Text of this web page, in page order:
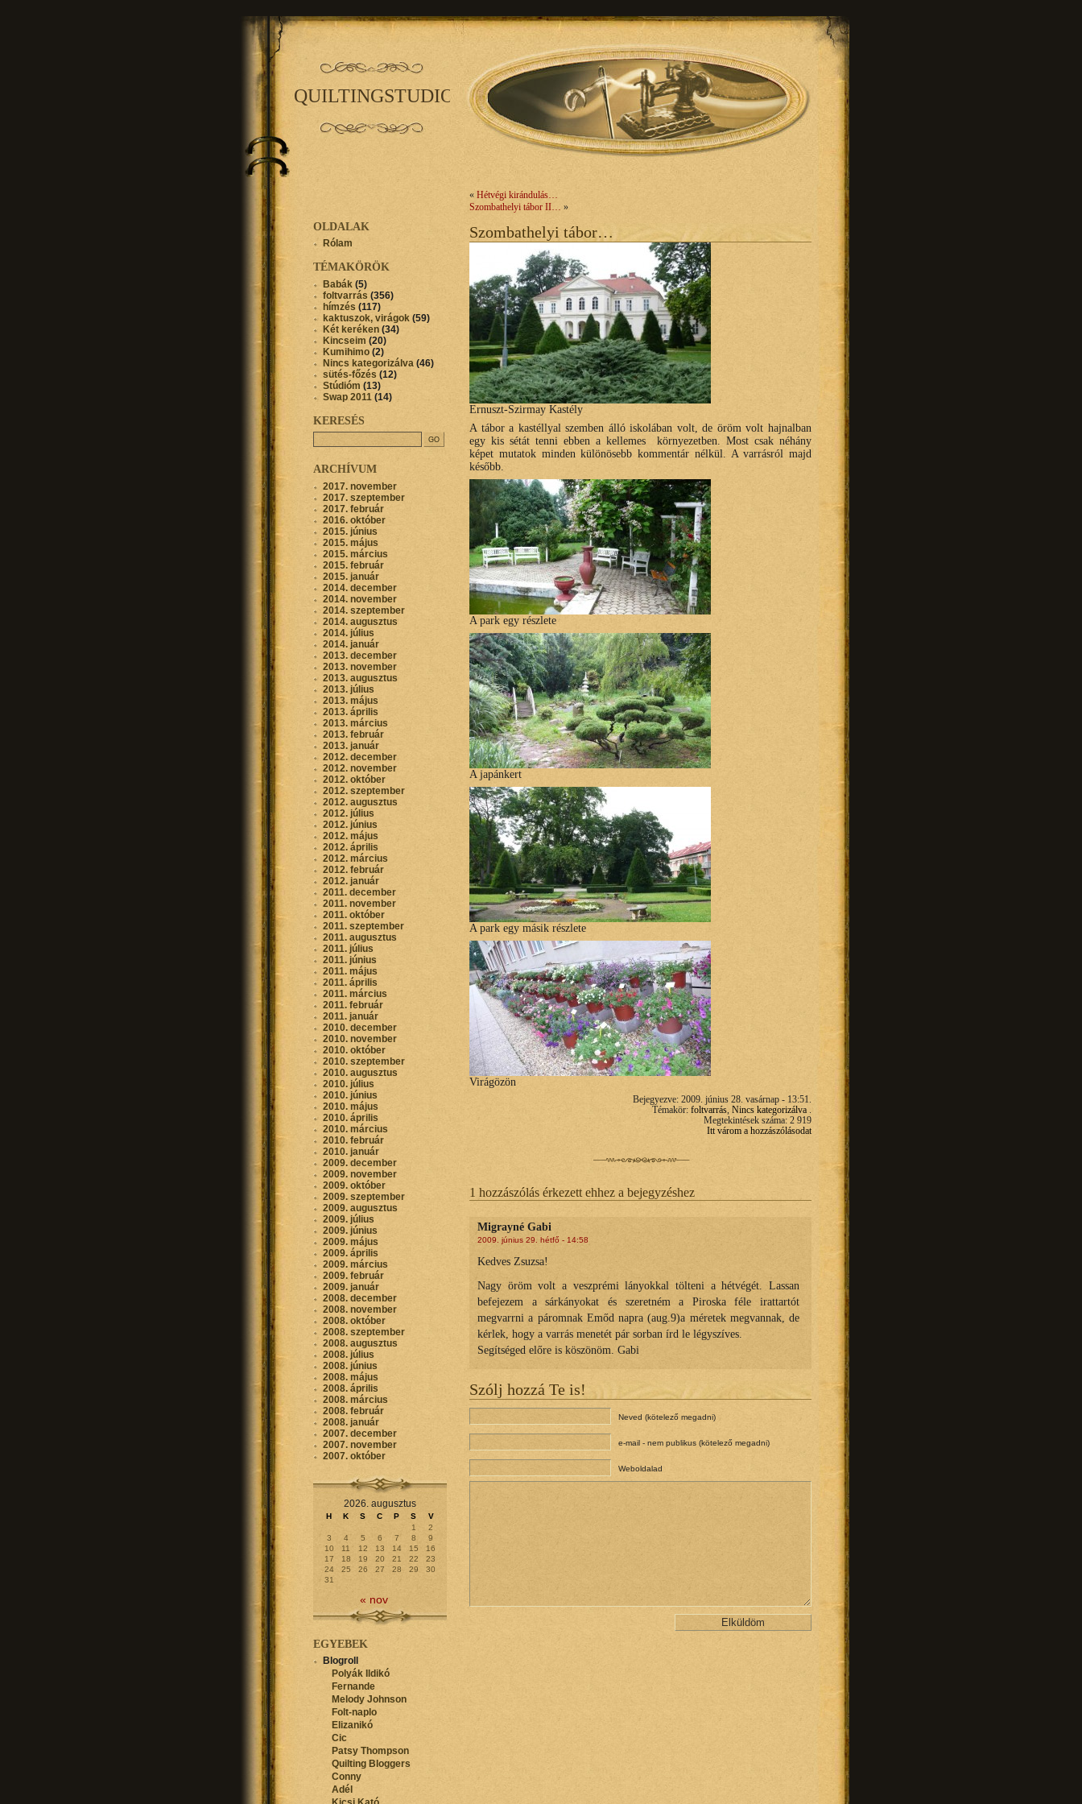
QUILTINGSTUDIO
« Hétvégi kirándulás…
Szombathelyi tábor II… »
Szombathelyi tábor…
Ernuszt-Szirmay Kastély
A tábor a kastéllyal szemben álló iskolában volt, de öröm volt hajnalban
egy kis sétát tenni ebben a kellemes környezetben. Most csak néhány
képet mutatok minden különösebb kommentár nélkül. A varrásról majd
később.
A park egy részlete
A japánkert
A park egy másik részlete
Virágözön
Bejegyezve: 2009. június 28. vasárnap - 13:51.
Témakör: foltvarrás, Nincs kategorizálva .
Megtekintések száma: 2 919
Itt várom a hozzászólásodat
1 hozzászólás érkezett ehhez a bejegyzéshez
Migrayné Gabi
2009. június 29. hétfő - 14:58
Kedves Zsuzsa!
Nagy öröm volt a veszprémi lányokkal tölteni a hétvégét. Lassan
befejezem a sárkányokat és szeretném a Piroska féle irattartót
megvarrni a páromnak Emőd napra (aug.9)a méretek megvannak, de
kérlek, hogy a varrás menetét pár sorban írd le légyszíves.
Segítséged előre is köszönöm. Gabi
Szólj hozzá Te is!
Neved (kötelező megadni)
e-mail - nem publikus (kötelező megadni)
Weboldalad
OLDALAK
Rólam
TÉMAKÖRÖK
Babák (5)
foltvarrás (356)
hímzés (117)
kaktuszok, virágok (59)
Két keréken (34)
Kincseim (20)
Kumihimo (2)
Nincs kategorizálva (46)
sütés-főzés (12)
Stúdióm (13)
Swap 2011 (14)
KERESÉS
ARCHÍVUM
2017. november
2017. szeptember
2017. február
2016. október
2015. június
2015. május
2015. március
2015. február
2015. január
2014. december
2014. november
2014. szeptember
2014. augusztus
2014. július
2014. január
2013. december
2013. november
2013. augusztus
2013. július
2013. május
2013. április
2013. március
2013. február
2013. január
2012. december
2012. november
2012. október
2012. szeptember
2012. augusztus
2012. július
2012. június
2012. május
2012. április
2012. március
2012. február
2012. január
2011. december
2011. november
2011. október
2011. szeptember
2011. augusztus
2011. július
2011. június
2011. május
2011. április
2011. március
2011. február
2011. január
2010. december
2010. november
2010. október
2010. szeptember
2010. augusztus
2010. július
2010. június
2010. május
2010. április
2010. március
2010. február
2010. január
2009. december
2009. november
2009. október
2009. szeptember
2009. augusztus
2009. július
2009. június
2009. május
2009. április
2009. március
2009. február
2009. január
2008. december
2008. november
2008. október
2008. szeptember
2008. augusztus
2008. július
2008. június
2008. május
2008. április
2008. március
2008. február
2008. január
2007. december
2007. november
2007. október
2026. augusztus
H K S C P S
V
1
2
3
4 5 6 7 8
9
10
11 12 13 14 15
16
17
18 19 20 21 22
23
24
25 26 27 28 29
30
31
« nov
EGYEBEK
Blogroll
Polyák Ildikó
Fernande
Melody Johnson
Folt-naplo
Elizanikó
Cic
Patsy Thompson
Quilting Bloggers
Conny
Adél